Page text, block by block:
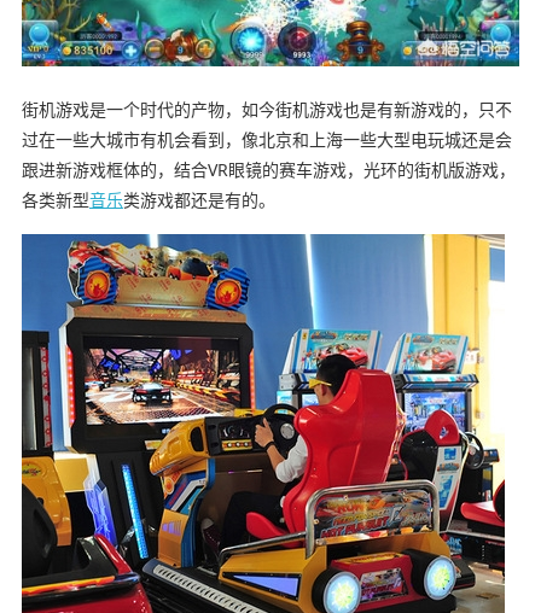
街机游戏是一个时代的产物，如今街机游戏也是有新游戏的，只不
过在一些大城市有机会看到，像北京和上海一些大型电玩城还是会
跟进新游戏框体的，结合VR眼镜的赛车游戏，光环的街机版游戏，
各类新型音乐类游戏都还是有的。